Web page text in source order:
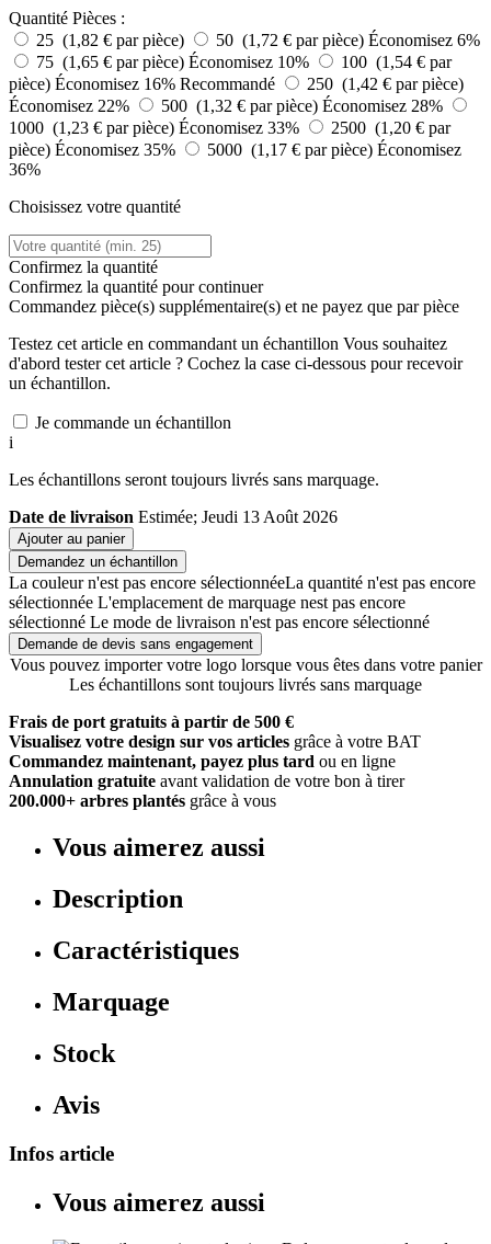
Quantité Pièces :
25 (1,82 € par pièce)
50 (1,72 € par pièce) Économisez 6%
75 (1,65 € par pièce) Économisez 10%
100 (1,54 € par
pièce) Économisez 16% Recommandé
250 (1,42 € par pièce)
Économisez 22%
500 (1,32 € par pièce) Économisez 28%
1000 (1,23 € par pièce) Économisez 33%
2500 (1,20 € par
pièce) Économisez 35% 5000 (1,17 € par pièce) Économisez
36%
Choisissez votre quantité
Confirmez la quantité
Confirmez la quantité pour continuer
Commandez pièce(s) supplémentaire(s) et ne payez que par pièce
Testez cet article en commandant un échantillon Vous souhaitez
d'abord tester cet article ? Cochez la case ci-dessous pour recevoir
un échantillon.
Je commande un échantillon
i
Les échantillons seront toujours livrés sans marquage.
Date de livraison Estimée; Jeudi 13 Août 2026
Ajouter au panier
Demandez un échantillon
La couleur n'est pas encore sélectionnéeLa quantité n'est pas encore
sélectionnée L'emplacement de marquage nest pas encore
sélectionné Le mode de livraison n'est pas encore sélectionné
Demande de devis sans engagement
Vous pouvez importer votre logo lorsque vous êtes dans votre panier
Les échantillons sont toujours livrés sans marquage
Frais de port gratuits à partir de 500 €
Visualisez votre design sur vos articles grâce à votre BAT
Commandez maintenant, payez plus tard ou en ligne
Annulation gratuite avant validation de votre bon à tirer
200.000+ arbres plantés grâce à vous
Vous aimerez aussi
Description
Caractéristiques
Marquage
Stock
Avis
Infos article
Vous aimerez aussi